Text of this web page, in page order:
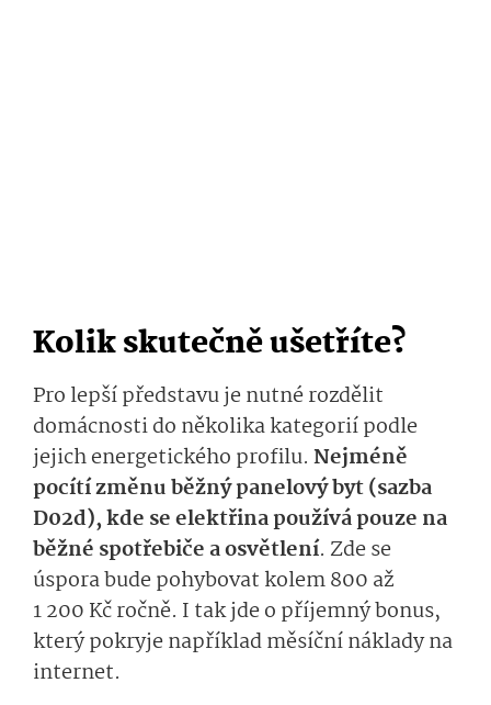
Kolik skutečně ušetříte?
Pro lepší představu je nutné rozdělit
domácnosti do několika kategorií podle
jejich energetického profilu. Nejméně
pocítí změnu běžný panelový byt (sazba
D02d), kde se elektřina používá pouze na
běžné spotřebiče a osvětlení. Zde se
úspora bude pohybovat kolem 800 až
1 200 Kč ročně. I tak jde o příjemný bonus,
který pokryje například měsíční náklady na
internet.